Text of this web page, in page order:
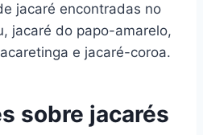
jacaré encontradas no
jacaré do papo-amarelo,
e jacaré-coroa.
sobre jacarés